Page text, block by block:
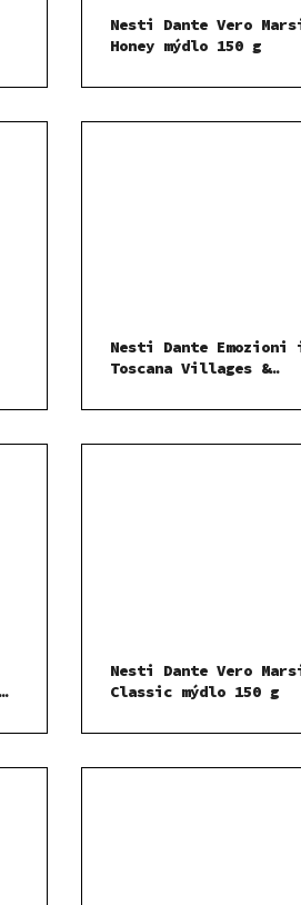
Nesti Dante Vero
Honey mýdlo 150 g
Nesti Dante Emozioni
Toscana Villages &
Nesti Dante Vero
Classic mýdlo 150 g